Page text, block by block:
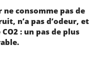
ne consomme pas de
n’a pas d’odeur, et
: un pas de plus